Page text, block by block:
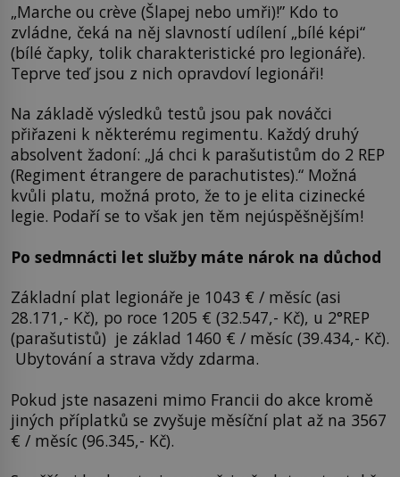
„Marche ou crève (Šlapej nebo umři)!” Kdo to
zvládne, čeká na něj slavností udílení „bílé képi“
(bílé čapky, tolik charakteristické pro legionáře).
Teprve teď jsou z nich opravdoví legionáři!
Na základě výsledků testů jsou pak nováčci
přiřazeni k některému regimentu. Každý druhý
absolvent žadoní: „Já chci k parašutistům do 2 REP
(Regiment étrangere de parachutistes).“ Možná
kvůli platu, možná proto, že to je elita cizinecké
legie. Podaří se to však jen těm nejúspěšnějším!
Po sedmnácti let služby máte nárok na důchod
Základní plat legionáře je 1043 € / měsíc (asi
28.171,- Kč), po roce 1205 € (32.547,- Kč), u 2°REP
(parašutistů) je základ 1460 € / měsíc (39.434,- Kč).
Ubytování a strava vždy zdarma.
Pokud jste nasazeni mimo Francii do akce kromě
jiných příplatků se zvyšuje měsíční plat až na 3567
€ / měsíc (96.345,- Kč).